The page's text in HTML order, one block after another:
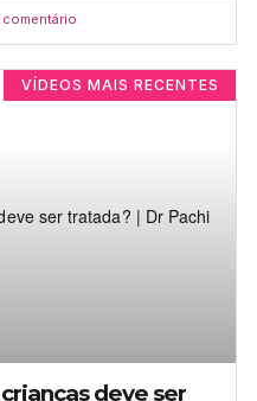
comentário
VÍDEOS MAIS RECENTES
deve ser